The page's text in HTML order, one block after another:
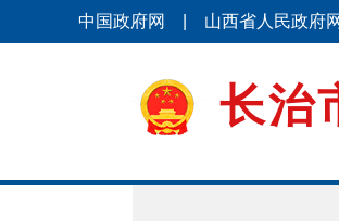
中国政府网 山西省人民政府网
长治